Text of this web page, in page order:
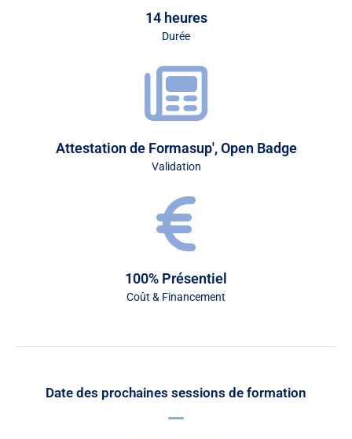
14 heures
Durée
Attestation de Formasup', Open Badge
Validation
100% Présentiel
Coût & Financement
Date des prochaines sessions de formation